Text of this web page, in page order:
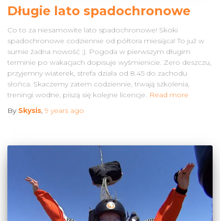
Długie lato spadochronowe
Co to za niesamowite lato spadochronowe! Skoki
spadochronowe codziennie od półtora miesiąca! To już w
sumie żadna nowość ;). Pogoda w pierwszym długim
terminie po wakacjach dopisuje wyśmienicie. Zero deszczu,
przyjemny wiaterek, strefa działa od 8.45 do zachodu
słońca. Skaczemy zatem codziennie, trwają szkolenia,
treningi wodne, piszą się kolejne licencje. Read more
By Skysis, 9 years ago